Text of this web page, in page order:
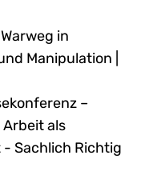
in
Manipulation |
–
Arbeit als
Sachlich Richtig